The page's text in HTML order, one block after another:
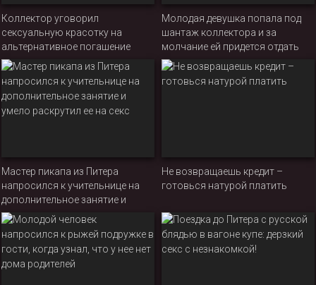
Коллектор уговорил
сексуальную красотку на
альтернативное погашение
кредита
Молодая девушка попала под
шантаж коллектора и за
молчание ей придется отдать
свое тело на час
Мастер пикапа из Питера
напросился к учительнице на
дополнительное занятие и
умело раскрутил ее на секс
Не возвращаешь кредит –
готовься натурой платить